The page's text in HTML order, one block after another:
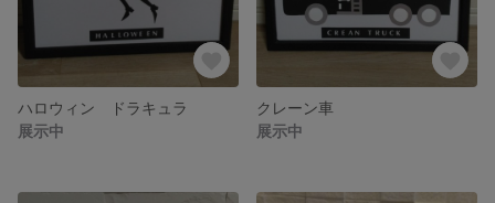
ハロウィン ドラキュラ
展示中
クレーン車
展示中